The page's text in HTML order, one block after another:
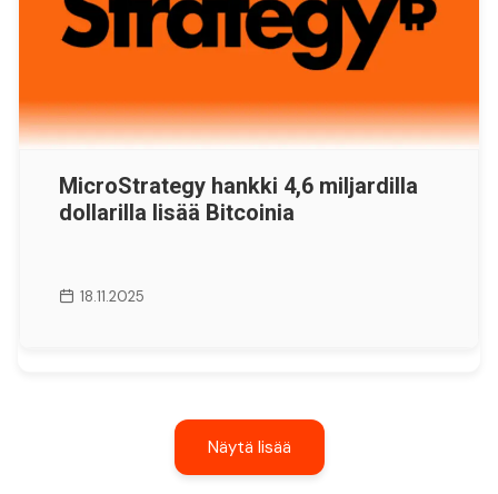
MicroStrategy hankki 4,6 miljardilla
dollarilla lisää Bitcoinia
18.11.2025
Näytä lisää